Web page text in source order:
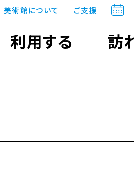
美術館について ご支援
利用する 訪